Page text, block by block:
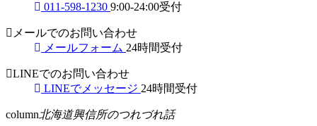
011-598-1230 9:00-24:00受付
メールでのお問い合わせ
メールフォーム 24時間受付
LINEでのお問い合わせ
LINEでメッセージ 24時間受付
column北海道興信所のつれづれ話